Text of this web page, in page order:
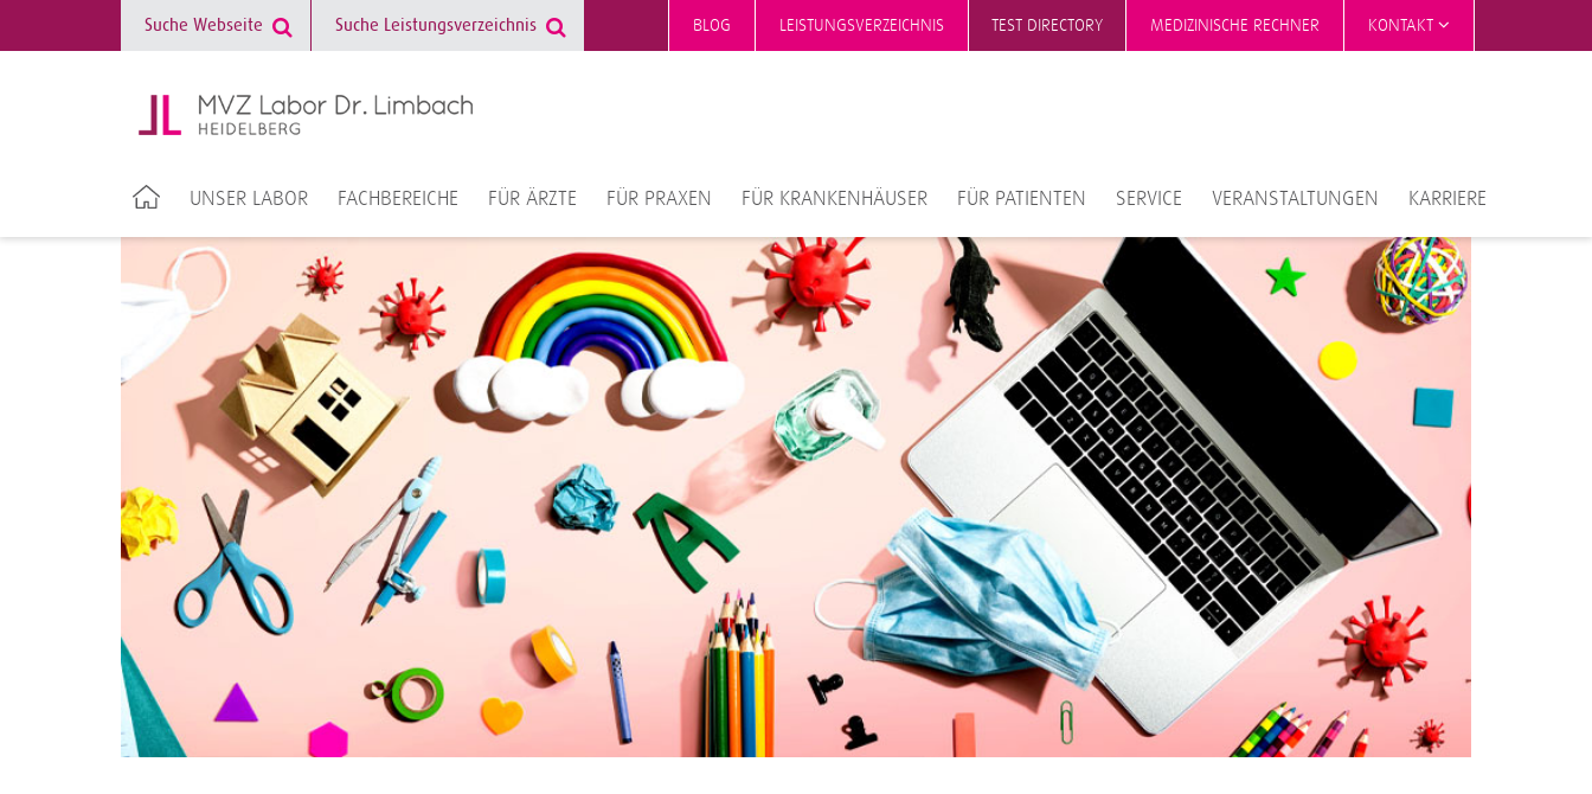
BLOG LEISTUNGSVERZEICHNIS TEST DIRECTORY MEDIZINISCHE RECHNER KONTAKT
UNSER LABOR FACHBEREICHE FÜR ÄRZTE FÜR PRAXEN FÜR KRANKENHÄUSER FÜR PATIENTEN SERVICE VERANSTALTUNGEN KARRIERE